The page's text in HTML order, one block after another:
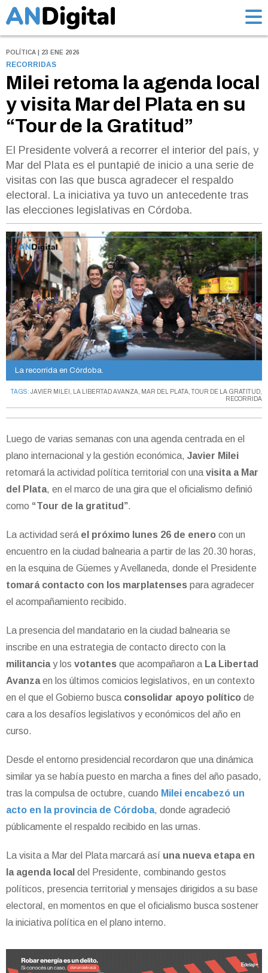
POLÍTICA | 23 ENE 2026
RECORRIDAS
Milei retoma la agenda local
y visita Mar del Plata en su
“Tour de la Gratitud”
El Presidente volverá a recorrer el interior del país, y
Mar del Plata es el puntapié de inicio a una serie de
visitas con las que busca agradecer el respaldo
electoral. La iniciativa ya tuvo un antecedente tras
las elecciones legislativas en Córdoba.
La recorrida en Córdoba.
TAGS: JAVIER MILEI , LA LIBERTAD AVANZA, MAR DEL PLATA, TOUR DE LA GRATITUD,
RECORRIDA
Luego de varias semanas con una agenda centrada en el
plano internacional y la gestión económica, Javier Milei
retomará la actividad política territorial con una visita a Mar
del Plata, en el marco de una gira que el oficialismo definió
como “Tour de la gratitud”.
La actividad será el próximo lunes 26 de enero con un
encuentro en la ciudad balnearia a partir de las 20.30 horas,
en la esquina de Güemes y Avellaneda, donde el Presidente
tomará contacto con los marplatenses para agradecer
el acompañamiento recibido.
La presencia del mandatario en la ciudad balnearia se
inscribe en una estrategia de contacto directo con la
militanciay los votantes que acompañaron a La Libertad
Avanzaen los últimos comicios legislativos, en un contexto
en el que el Gobierno busca consolidar apoyo político de
cara a los desafíos legislativos y económicos del año en
curso.
Desde el entorno presidencial recordaron que una dinámica
similar ya se había puesto en marcha a fines del año pasado,
tras la compulsa de octubre, cuando Milei encabezó un
acto en la provincia de Córdoba, donde agradeció
públicamente el respaldo recibido en las urnas.
La visita a Mar del Plata marcará así una nueva etapa en
la agenda local del Presidente, combinando gestos
políticos, presencia territorial y mensajes dirigidos a su base
electoral, en momentos en que el oficialismo busca sostener
la iniciativa política en el plano interno.